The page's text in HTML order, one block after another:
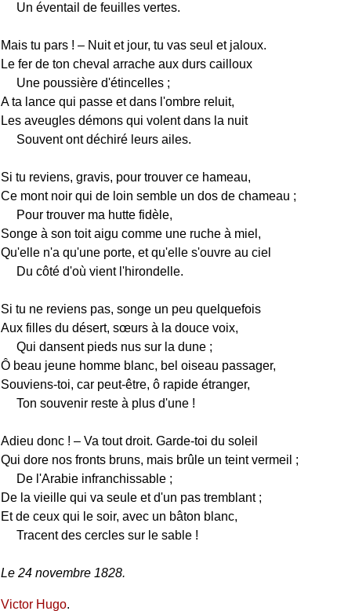
Un éventail de feuilles vertes.
Mais tu pars ! – Nuit et jour, tu vas seul et jaloux.
Le fer de ton cheval arrache aux durs cailloux
Une poussière d'étincelles ;
A ta lance qui passe et dans l'ombre reluit,
Les aveugles démons qui volent dans la nuit
Souvent ont déchiré leurs ailes.
Si tu reviens, gravis, pour trouver ce hameau,
Ce mont noir qui de loin semble un dos de chameau ;
Pour trouver ma hutte fidèle,
Songe à son toit aigu comme une ruche à miel,
Qu'elle n'a qu'une porte, et qu'elle s'ouvre au ciel
Du côté d'où vient l'hirondelle.
Si tu ne reviens pas, songe un peu quelquefois
Aux filles du désert, sœurs à la douce voix,
Qui dansent pieds nus sur la dune ;
Ô beau jeune homme blanc, bel oiseau passager,
Souviens-toi, car peut-être, ô rapide étranger,
Ton souvenir reste à plus d'une !
Adieu donc ! – Va tout droit. Garde-toi du soleil
Qui dore nos fronts bruns, mais brûle un teint vermeil ;
De l'Arabie infranchissable ;
De la vieille qui va seule et d'un pas tremblant ;
Et de ceux qui le soir, avec un bâton blanc,
Tracent des cercles sur le sable !
Le 24 novembre 1828.
Victor Hugo.